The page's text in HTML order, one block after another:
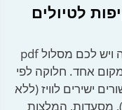
לטיולים
תדמיינו לכם- אתם מטיילים באיטליה ויש לכם מסלול pdf
אחד. חלוקה לפי
ישירים לוויז (ללא
מסעדות, המלצות